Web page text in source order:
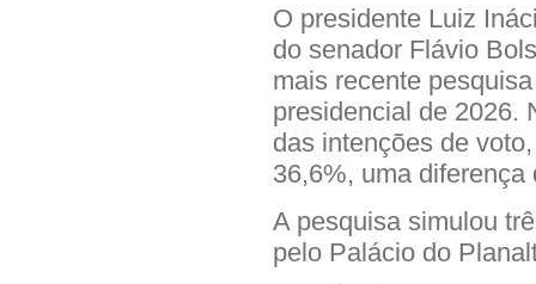
O presidente Luiz
do senador Flávio
mais recente
presidencial de 2026.
das intenções de
36,6%, uma
A pesquisa simulou
pelo Palácio do